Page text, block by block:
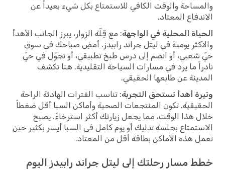
والمساحة والوقت الكافي للاستمتاع بكل شيء بعيداً عن
الاندفاع المعتاد.
الحياة المحلية في الواجهة: مع قِلّة الزوار، يبرز الجانب الأهدأ
والأكثر يوميةً في ليتل جراند رابيدز. أمضِ صباحك في سوق
حيّ شعبي، أو انضم إلى درس طبخ تطبيقي، أو تجوّل في حيّ
نادراً ما يرد في مسارات السياحة التقليدية. هنا تكشف
المدينة عن طابعها الحقيقي.
وتيرة أهدأ تستحق التجربة: تناسب الفترات الهادئة الراحة
الحقيقية. تكون المنتجعات الصحية وأماكن السبا أقل ضغطاً
خلال هذا الوقت، مما يجعل زيارتك أكثر استرخاءً. يصبح
الاستمتاع بجلسة تدليك أو يوم كامل في السبا أيسر بكثير حين
تعمل هذه الأماكن بطاقة أقل من المعتاد.
خطط مسار رحلتك إلى ليتل جراند رابيدز اليوم